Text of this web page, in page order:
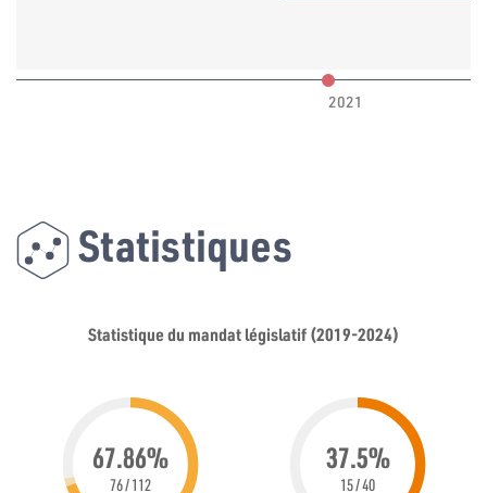
2021
Statistiques
Statistique du mandat législatif (2019-2024)
67.86%
76 / 112
37.5%
15 / 40